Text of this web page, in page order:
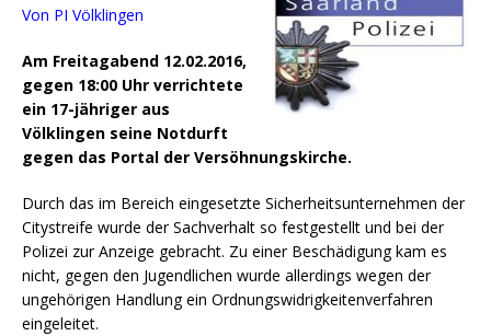
Von PI Völklingen
Am Freitagabend 12.02.2016,
gegen 18:00 Uhr verrichtete
ein 17-jähriger aus
Völklingen seine Notdurft
gegen das Portal der Versöhnungskirche.
Durch das im Bereich eingesetzte Sicherheitsunternehmen der
Citystreife wurde der Sachverhalt so festgestellt und bei der
Polizei zur Anzeige gebracht. Zu einer Beschädigung kam es
nicht, gegen den Jugendlichen wurde allerdings wegen der
ungehörigen Handlung ein Ordnungswidrigkeitenverfahren
eingeleitet.